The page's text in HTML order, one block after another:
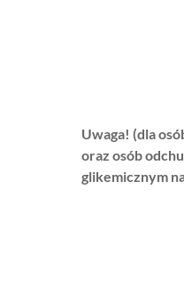
Uwaga! (dla
oraz osób
glikemicznym